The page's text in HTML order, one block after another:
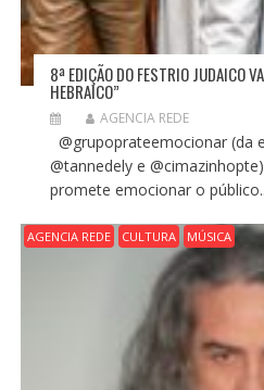
8ª EDIÇÃO DO FESTRIO JUDAICO
HEBRAICO”
AGENCIA REDE
@grupoprateemocionar (da
@tannedely e
promete emocionar o
AGENCIA REDE CULTURA MÚSICA